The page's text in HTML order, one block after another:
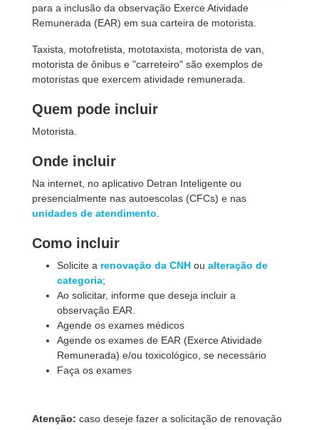
para a inclusão da observação Exerce Atividade
Remunerada (EAR) em sua carteira de motorista.
Taxista, motofretista, mototaxista, motorista de van,
motorista de ônibus e "carreteiro" são exemplos de
motoristas que exercem atividade remunerada.
Quem pode incluir
Motorista.
Onde incluir
Na internet, no aplicativo Detran Inteligente ou
presencialmente nas autoescolas (CFCs) e nas
unidades de atendimento
Como incluir
Solicite a renovação da CNH ou alteração de
categoria;
Ao solicitar, informe que deseja incluir a
observação EAR.
Agende os exames médicos
Agende os exames de EAR (Exerce Atividade
Remunerada) e/ou toxicológico, se necessário
Faça os exames
Atenção: caso deseje fazer a solicitação de renovação